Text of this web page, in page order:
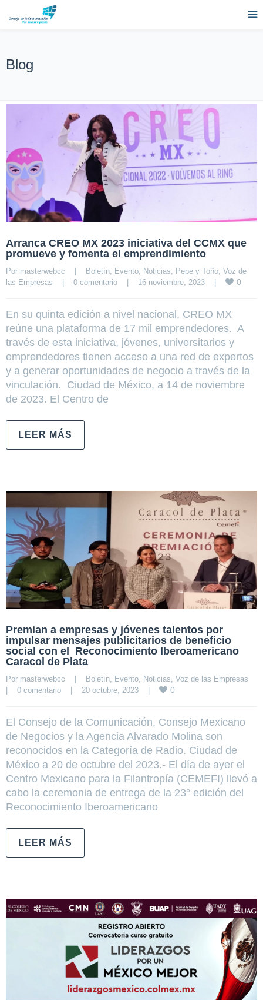
Blog
Arranca CREO MX 2023 iniciativa del CCMX que
promueve y fomenta el emprendimiento
Por masterwebcc | Boletín Evento Noticias Pepe y Toño Voz de
las Empresas
| 0 comentario | 16 noviembre, 2023 | 0
En su quinta edición a nivel nacional, CREO MX
reúne una plataforma de 17 mil emprendedores. A
través de esta iniciativa, jóvenes, universitarios y
emprendedores tienen acceso a una red de expertos
y a generar oportunidades de negocio a través de la
vinculación. Ciudad de México, a 14 de noviembre
de 2023. El Centro de
LEER MÁS
Premian a empresas y jóvenes talentos por
impulsar mensajes publicitarios de beneficio
social con el Reconocimiento Iberoamericano
Caracol de Plata
Por masterwebcc Boletín, Evento, Noticias, Voz de las Empresas
0 comentario 20 octubre, 2023 0
El Consejo de la Comunicación, Consejo Mexicano
de Negocios y la Agencia Alvarado Molina son
reconocidos en la Categoría de Radio. Ciudad de
México a 20 de octubre del 2023.- El día de ayer el
Centro Mexicano para la Filantropía (CEMEFI) llevó a
cabo la ceremonia de entrega de la 23° edición del
Reconocimiento Iberoamericano
LEER MÁS